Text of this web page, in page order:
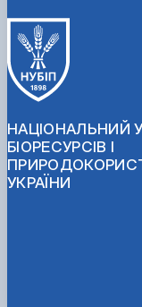
НАЦІОНАЛЬНИЙ
БІОРЕСУРСІВ І
УКРАЇНИ